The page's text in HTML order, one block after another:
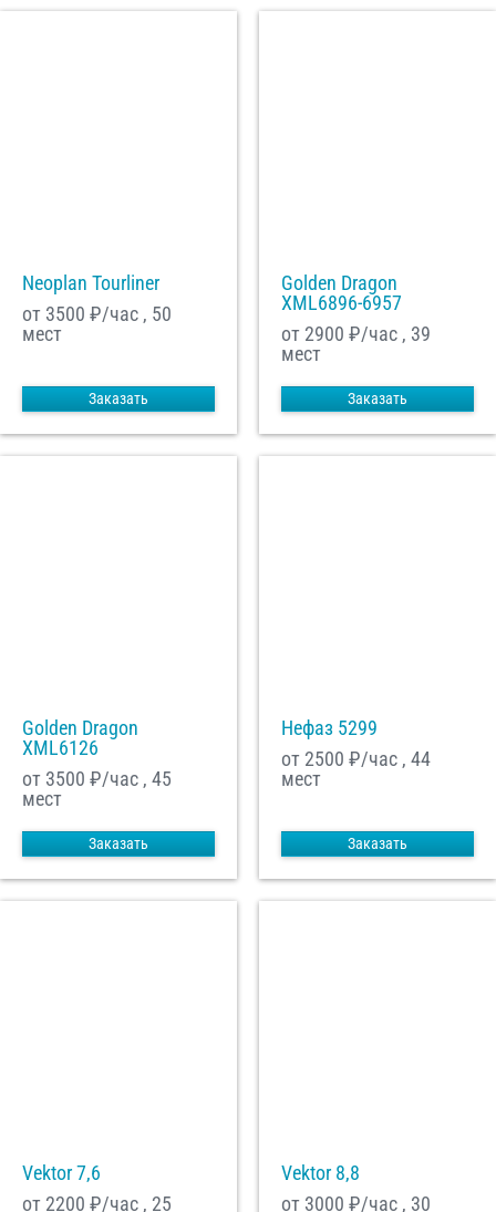
Neoplan Tourliner
от 3500 ₽/час , 50
мест
Заказать
Golden Dragon
XML6896-6957
от 2900 ₽/час , 39
мест
Заказать
Golden Dragon
XML6126
от 3500 ₽/час , 45
мест
Заказать
Нефаз 5299
от 2500 ₽/час , 44
мест
Заказать
Vektor 7,6
от 2200 ₽/час , 25
Vektor 8,8
от 3000 ₽/час , 30